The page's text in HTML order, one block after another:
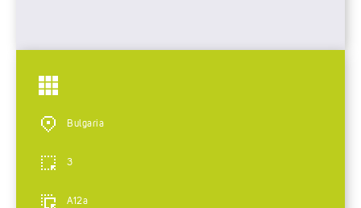
Bulgaria
3
A12a